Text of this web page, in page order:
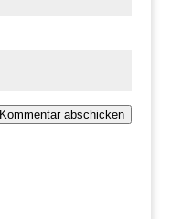
Kommentar abschicken